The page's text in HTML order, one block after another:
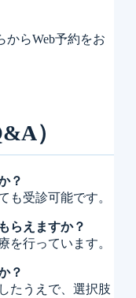
からWeb予約をお
）
？
も受診可能です。
らえますか？
を行っています。
？
たうえで、選択肢